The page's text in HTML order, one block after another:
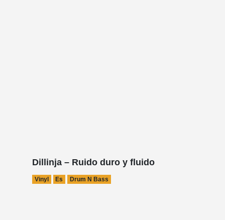
Dillinja – Ruido duro y fluido
Vinyl Es Drum N Bass